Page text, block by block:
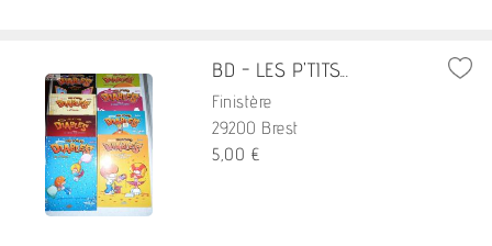
BD - LES P'TITS...
Finistère
29200 Brest
5,00 €